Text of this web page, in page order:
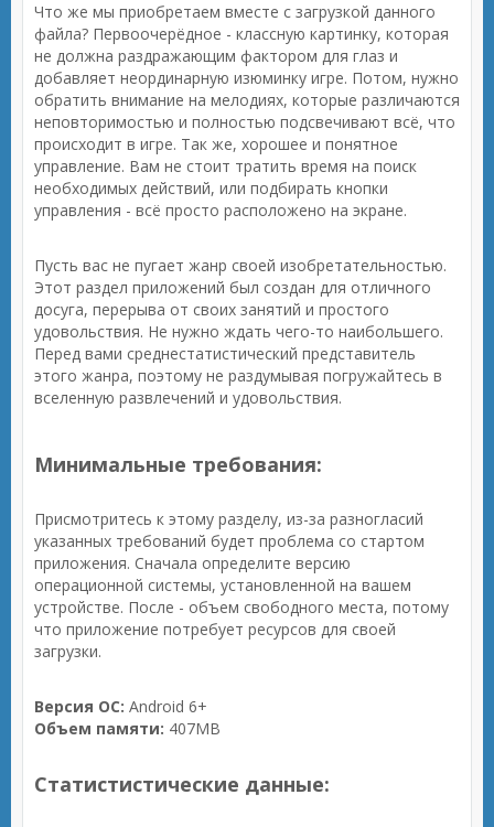
Что же мы приобретаем вместе с загрузкой данного
файла? Первоочерёдное - классную картинку, которая
не должна раздражающим фактором для глаз и
добавляет неординарную изюминку игре. Потом, нужно
обратить внимание на мелодиях, которые различаются
неповторимостью и полностью подсвечивают всё, что
происходит в игре. Так же, хорошее и понятное
управление. Вам не стоит тратить время на поиск
необходимых действий, или подбирать кнопки
управления - всё просто расположено на экране.
Пусть вас не пугает жанр своей изобретательностью.
Этот раздел приложений был создан для отличного
досуга, перерыва от своих занятий и простого
удовольствия. Не нужно ждать чего-то наибольшего.
Перед вами среднестатистический представитель
этого жанра, поэтому не раздумывая погружайтесь в
вселенную развлечений и удовольствия.
Минимальные требования:
Присмотритесь к этому разделу, из-за разногласий
указанных требований будет проблема со стартом
приложения. Сначала определите версию
операционной системы, установленной на вашем
устройстве. После - объем свободного места, потому
что приложение потребует ресурсов для своей
загрузки.
Версия ОС: Android 6+
Объем памяти: 407MB
Статистистические данные: